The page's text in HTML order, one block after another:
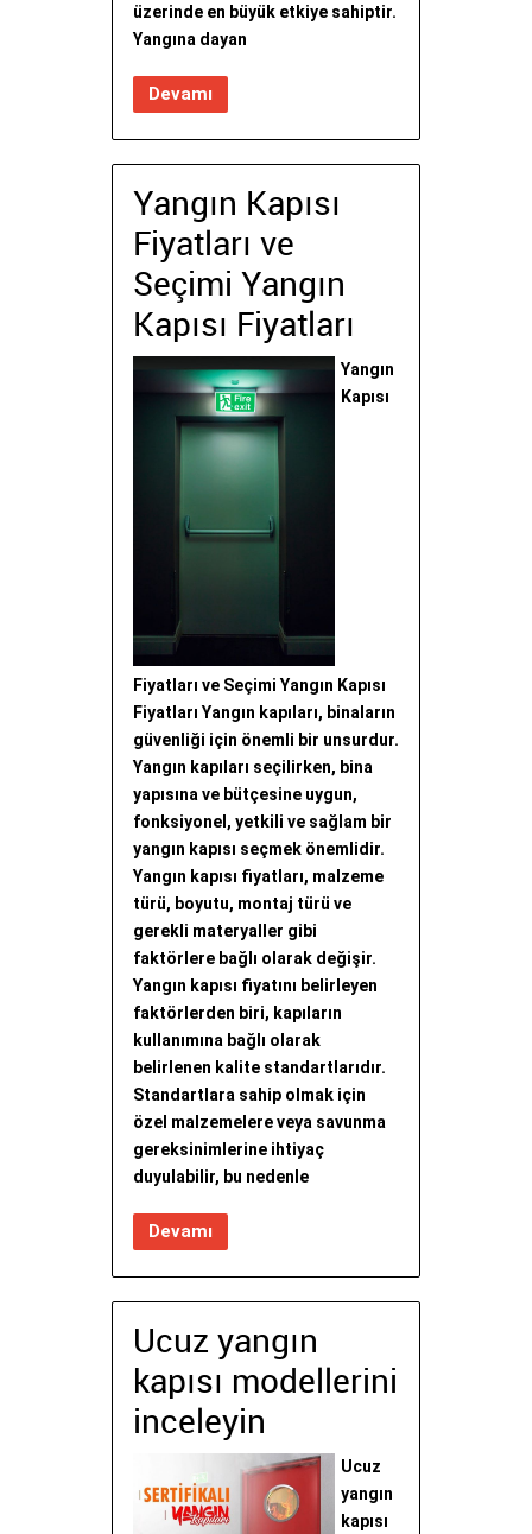
üzerinde en büyük etkiye sahiptir.
Yangına dayan
Devamı
Yangın Kapısı
Fiyatları ve
Seçimi Yangın
Kapısı Fiyatları
Yangın
Kapısı
Fiyatları ve Seçimi Yangın Kapısı
Fiyatları Yangın kapıları, binaların
güvenliği için önemli bir unsurdur.
Yangın kapıları seçilirken, bina
yapısına ve bütçesine uygun,
fonksiyonel, yetkili ve sağlam bir
yangın kapısı seçmek önemlidir.
Yangın kapısı fiyatları, malzeme
türü, boyutu, montaj türü ve
gerekli materyaller gibi
faktörlere bağlı olarak değişir.
Yangın kapısı fiyatını belirleyen
faktörlerden biri, kapıların
kullanımına bağlı olarak
belirlenen kalite standartlarıdır.
Standartlara sahip olmak için
özel malzemelere veya savunma
gereksinimlerine ihtiyaç
duyulabilir, bu nedenle
Devamı
Ucuz yangın
kapısı modellerini
inceleyin
Ucuz
yangın
kapısı